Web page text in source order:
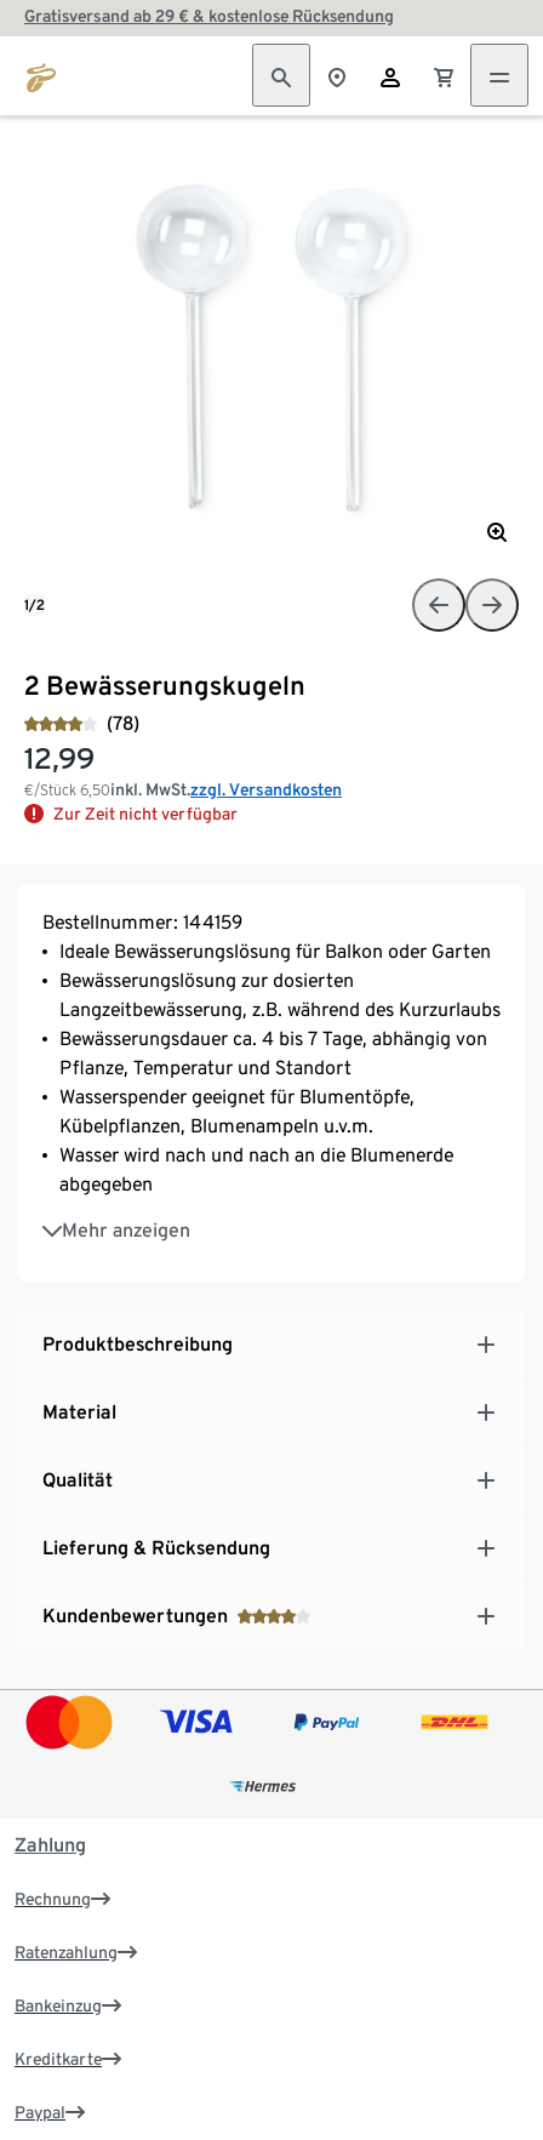
Gratisversand ab 29 € & kostenlose Rücksendung
2 Bewässerungskugeln
(78)
12,99
€/Stück 6,50inkl. MwSt.zzgl. Versandkosten
Zur Zeit nicht verfügbar
1/2
Bestellnummer: 144159
Ideale Bewässerungslösung für Balkon oder Garten
Bewässerungslösung zur dosierten
Langzeitbewässerung, z.B. während des Kurzurlaubs
Bewässerungsdauer ca. 4 bis 7 Tage, abhängig von
Pflanze, Temperatur und Standort
Wasserspender geeignet für Blumentöpfe,
Kübelpflanzen, Blumenampeln u.v.m.
Wasser wird nach und nach an die Blumenerde
abgegeben
Mehr anzeigen
Fassungsvermögen je ca. 250 ml
Durstkugeln aus Glas
Produktbeschreibung
Material
Qualität
Lieferung & Rücksendung
Kundenbewertungen
Zahlung
Rechnung
Ratenzahlung
Bankeinzug
Kreditkarte
Paypal